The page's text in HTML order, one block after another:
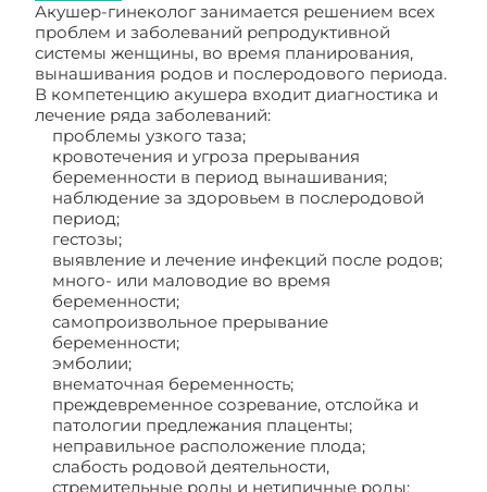
Акушер-гинеколог занимается решением всех
проблем и заболеваний репродуктивной
системы женщины, во время планирования,
вынашивания родов и послеродового периода.
В компетенцию акушера входит диагностика и
лечение ряда заболеваний:
проблемы узкого таза;
кровотечения и угроза прерывания
беременности в период вынашивания;
наблюдение за здоровьем в послеродовой
период;
гестозы;
выявление и лечение инфекций после родов;
много- или маловодие во время
беременности;
самопроизвольное прерывание
беременности;
эмболии;
внематочная беременность;
преждевременное созревание, отслойка и
патологии предлежания плаценты;
неправильное расположение плода;
слабость родовой деятельности,
стремительные роды и нетипичные роды;